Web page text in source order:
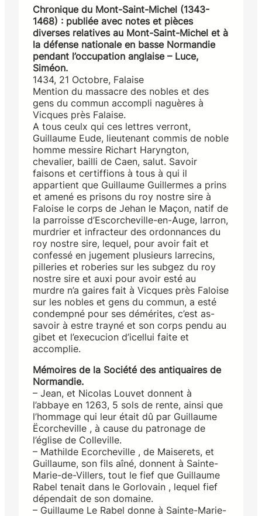
Chronique du Mont-Saint-Michel (1343-
1468) : publiée avec notes et pièces
diverses relatives au Mont-Saint-Michel et à
la défense nationale en basse Normandie
pendant l’occupation anglaise – Luce,
Siméon.
1434, 21 Octobre, Falaise
Mention du massacre des nobles et des
gens du commun accompli naguères à
Vicques près Falaise.
A tous ceulx qui ces lettres verront,
Guillaume Eude, lieutenant commis de noble
homme messire Richart Haryngton,
chevalier, bailli de Caen, salut. Savoir
faisons et certiffions à tous à qui il
appartient que Guillaume Guillermes a prins
et amené es prisons du roy nostre sire à
Faloise le corps de Jehan le Maçon, natif de
la parroisse d’Escorcheville-en-Auge, larron,
murdrier et infracteur des ordonnances du
roy nostre sire, lequel, pour avoir fait et
confessé en jugement plusieurs larrecins,
pilleries et roberies sur les subgez du roy
nostre sire et auxi pour avoir esté au
murdre n’a gaires fait à Vicques près Faloise
sur les nobles et gens du commun, a esté
condempné pour ses démérites, c’est as-
savoir à estre trayné et son corps pendu au
gibet et l’execucion d’icellui faite et
accomplie.
Mémoires de la Société des antiquaires de
Normandie.
– Jean, et Nicolas Louvet donnent à
l’abbaye en 1263, 5 sols de rente, ainsi que
l’hommage qui leur était dû par Guillaume
Ëcorcheville , à cause du patronage de
l’église de Colleville.
– Mathilde Ecorcheville , de Maiserets, et
Guillaume, son fils aîné, donnent à Sainte-
Marie-de-Villers, tout le fief que Guillaume
Rabel tenait dans le Gorlovain , lequel fief
dépendait de son domaine.
– Guillaume Le Rabel donne à Sainte-Marie-